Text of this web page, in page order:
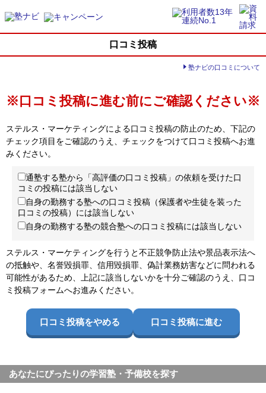
口コミ投稿
塾ナビの口コミについて
※口コミ投稿に進む前にご確認ください※
ステルス・マーケティングによる口コミ投稿の防止のため、下記の
チェック項目をご確認のうえ、チェックをつけて口コミ投稿へお進
みください。
通塾する塾から「高評価の口コミ投稿」の依頼を受けた口
コミの投稿には該当しない
自身の勤務する塾への口コミ投稿（保護者や生徒を装った
口コミの投稿）には該当しない
自身の勤務する塾の競合塾への口コミ投稿には該当しない
ステルス・マーケティングを行うと不正競争防止法や景品表示法へ
の抵触や、名誉毀損罪、信用毀損罪、偽計業務妨害などに問われる
可能性があるため、上記に該当しないかを十分ご確認のうえ、口コ
ミ投稿フォームへお進みください。
口コミ投稿をやめる 口コミ投稿に進む
あなたにぴったりの学習塾・予備校を探す